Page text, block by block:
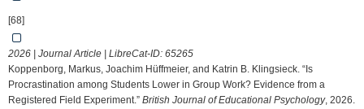
[68]
2026 | Journal Article | LibreCat-ID: 65265
Koppenborg, Markus, Joachim Hüffmeier, and Katrin B. Klingsieck. “Is
Procrastination among Students Lower in Group Work? Evidence from a
Registered Field Experiment.” British Journal of Educational Psychology, 2026.